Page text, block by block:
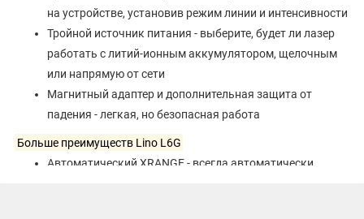
на устройстве, установив режим линии и интенсивности
Тройной источник питания - выберите, будет ли лазер
работать с литий-ионным аккумулятором, щелочным
или напрямую от сети
Магнитный адаптер и дополнительная защита от
падения - легкая, но безопасная работа
Больше преимуществ Lino L6G
Автоматический XRANGE - всегда автоматически